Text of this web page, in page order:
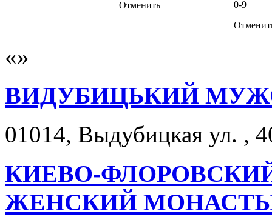
Отменить
0-9
ВИДУБИЦЬКИЙ
01014, Выдубицкая ул. ,
КИЕВО-
ЖЕНСКИЙ